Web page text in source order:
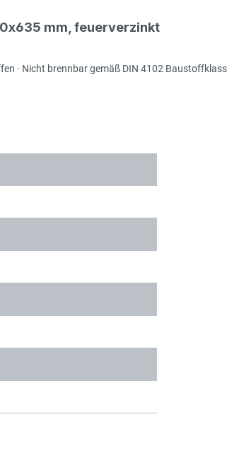
mm, feuerverzinkt
· Nicht brennbar gemäß DIN 4102